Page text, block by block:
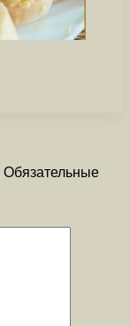
Обязательные